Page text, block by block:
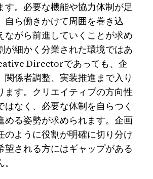
す。必要な機能や協力体制が足
自ら働きかけて周囲を巻き込
ながら前進していくことが求め
が細かく分業された環境ではあ
Directorであっても、企
関係者調整、実装推進まで入り
ます。クリエイティブの方向性
はなく、必要な体制を自らつく
める姿勢が求められます。企画
のように役割が明確に切り分け
望される方にはギャップがある